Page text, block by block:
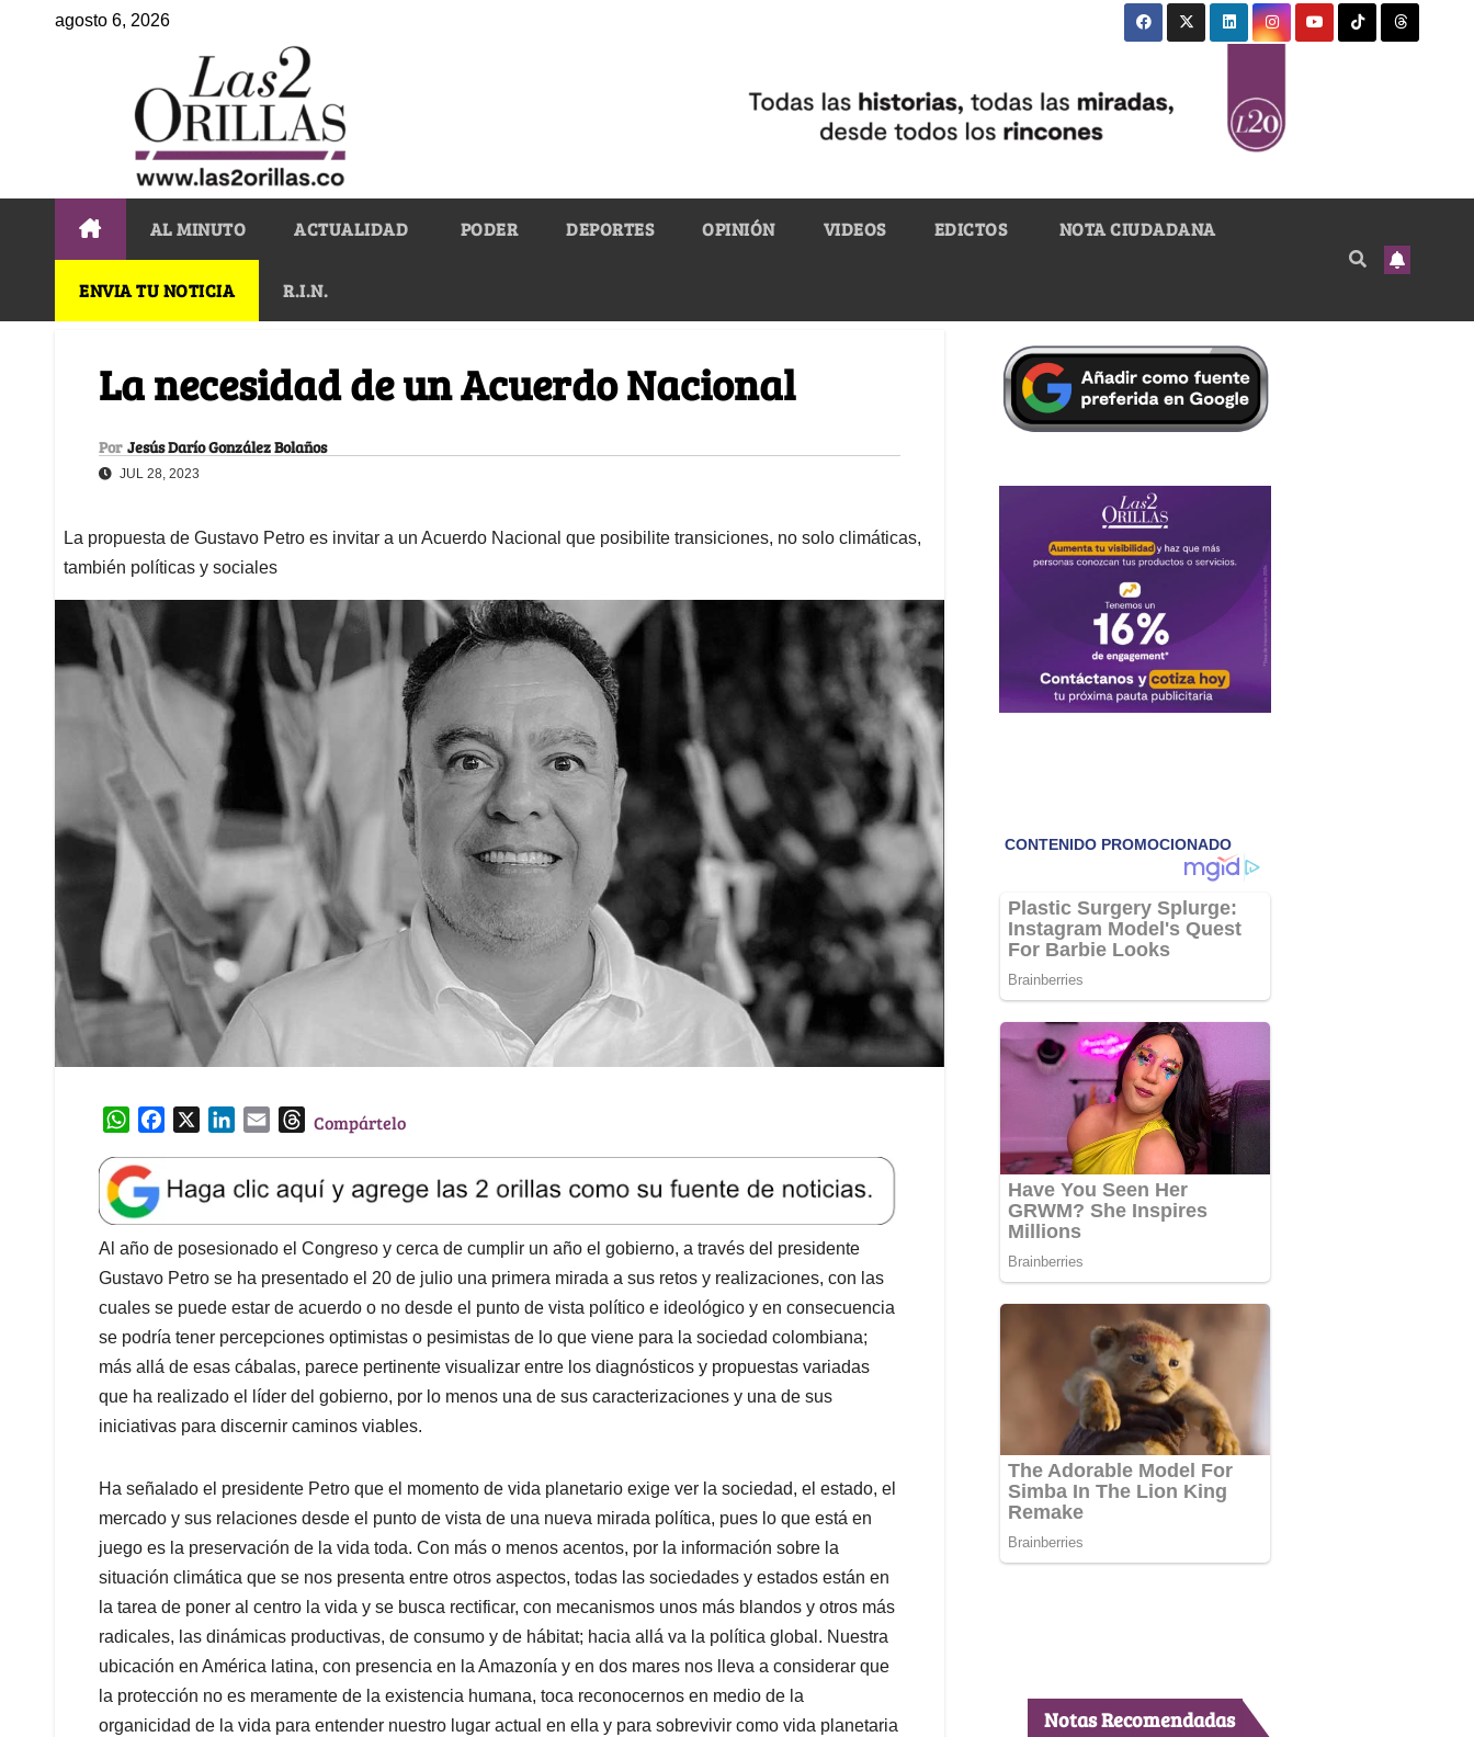
agosto 6, 2026
AL MINUTO ACTUALIDAD PODER DEPORTES OPINIÓN VIDEOS EDICTOS NOTA CIUDADANA
ENVIA TU NOTICIA R.I.N.
La necesidad de un Acuerdo Nacional
Por Jesús Darío González Bolaños
JUL 28, 2023
La propuesta de Gustavo Petro es invitar a un Acuerdo Nacional que posibilite transiciones, no solo climáticas,
también políticas y sociales
W
a
t
s
A
p
p
e
b
o
o
k
k
e
d
I
n
l
T
e
a
d
s
Compártelo
Al año de posesionado el Congreso y cerca de cumplir un año el gobierno, a través del presidente
Gustavo Petro se ha presentado el 20 de julio una primera mirada a sus retos y realizaciones, con las
cuales se puede estar de acuerdo o no desde el punto de vista político e ideológico y en consecuencia
se podría tener percepciones optimistas o pesimistas de lo que viene para la sociedad colombiana;
más allá de esas cábalas, parece pertinente visualizar entre los diagnósticos y propuestas variadas
que ha realizado el líder del gobierno, por lo menos una de sus caracterizaciones y una de sus
iniciativas para discernir caminos viables.
Ha señalado el presidente Petro que el momento de vida planetario exige ver la sociedad, el estado, el
mercado y sus relaciones desde el punto de vista de una nueva mirada política, pues lo que está en
juego es la preservación de la vida toda. Con más o menos acentos, por la información sobre la
situación climática que se nos presenta entre otros aspectos, todas las sociedades y estados están en
la tarea de poner al centro la vida y se busca rectificar, con mecanismos unos más blandos y otros más
radicales, las dinámicas productivas, de consumo y de hábitat; hacia allá va la política global. Nuestra
ubicación en América latina, con presencia en la Amazonía y en dos mares nos lleva a considerar que
la protección no es meramente de la existencia humana, toca reconocernos en medio de la
organicidad de la vida para entender nuestro lugar actual en ella y para sobrevivir como vida planetaria
Notas Recomendadas